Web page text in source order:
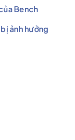
Bench
ảnh hưởng